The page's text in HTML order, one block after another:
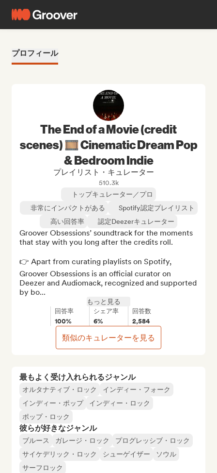
プロフィール
最もよく受け入れられるジャンル
オルタナティブ・ロック
インディー・フォーク
インディー・ポップ
インディー・ロック
ポップ・ロック
彼らが好きなジャンル
ブルース ガレージ・ロック
プログレッシブ・ロック
サイケデリック・ロック
シューゲイザー
ソウル
サーフロック
The End of a Movie (credit
scenes) 🎞️ Cinematic Dream Pop
& Bedroom Indie
プレイリスト・キュレーター
510.3k
トップキュレーター／プロ
非常にインパクトがある
Spotify認定プレイリスト
高い回答率
認定Deezerキュレーター
Groover Obsessions’ soundtrack for the moments
that stay with you long after the credits roll.
👉 Apart from curating playlists on Spotify,
Groover Obsessions is an official curator on
Deezer and Audiomack, recognized and supported
by bo...
もっと見る
回答率
100%
シェア率
6%
回答数
2,584
類似のキュレーターを見る